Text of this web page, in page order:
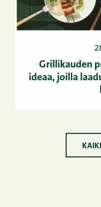
Grillikauden
ideaa, joilla